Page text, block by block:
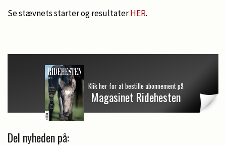
Se stævnets starter og resultaterHER.
Klik her for at bestille abonnement på
Magasinet Ridehesten
Del nyheden på: